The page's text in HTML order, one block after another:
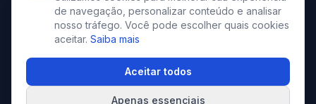
contato@elevato.com.br
+55 51 4042-9413
de navegação, personalizar conteúdo e analisar
nosso tráfego. Você pode escolher quais cookies
aceitar. Saiba mais
Aceitar todos
Apenas essenciais